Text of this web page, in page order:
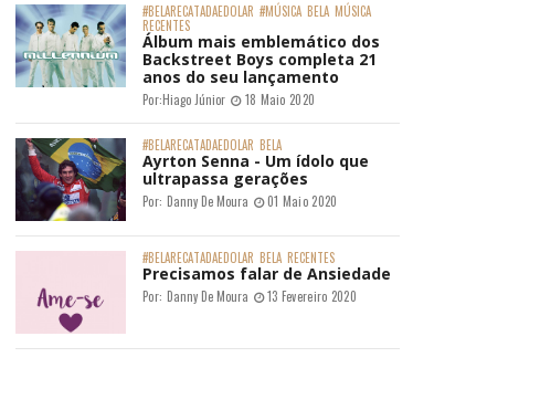
#BELARECATADAEDOLAR #MÚSICA BELA MÚSICA
RECENTES
Álbum mais emblemático dos
Backstreet Boys completa 21
anos do seu lançamento
Por:Hiago Júnior 18 Maio 2020
#BELARECATADAEDOLAR BELA
Ayrton Senna - Um ídolo que
ultrapassa gerações
Por: Danny De Moura 01 Maio 2020
#BELARECATADAEDOLAR BELA RECENTES
Precisamos falar de Ansiedade
Por: Danny De Moura 13 Fevereiro 2020